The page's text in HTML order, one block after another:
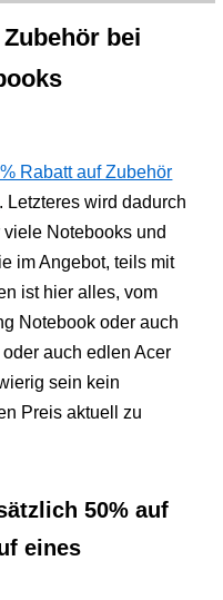
bei
Rabatt auf Zubehör
. Letzteres wird dadurch
Notebooks und
im Angebot, teils mit
ist hier alles, vom
Notebook oder auch
auch edlen Acer
sein kein
Preis aktuell zu
50% auf
eines